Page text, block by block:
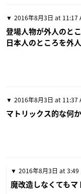
2016年8月3日 at 11:17
登場人物が外人のと
日本人のところを外
2016年8月3日 at 11:37
マトリックス的な何
2016年8月3日 at 3:49
魔改造しなくてもマ